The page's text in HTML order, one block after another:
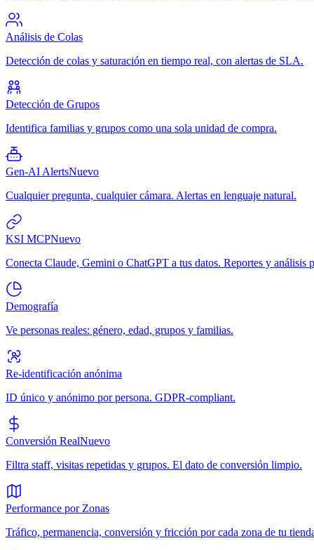
Análisis de Colas
Detección de colas y saturación en tiempo real, con alertas de SLA.
Detección de Grupos
Identifica familias y grupos como una sola unidad de compra.
Gen-AI AlertsNuevo
Cualquier pregunta, cualquier cámara. Alertas en lenguaje natural.
KSI MCPNuevo
Conecta Claude, Gemini o ChatGPT a tus datos. Reportes y análisis
Demografía
Ve personas reales: género, edad, grupos y familias.
Re-identificación anónima
ID único y anónimo por persona. GDPR-compliant.
Conversión RealNuevo
Filtra staff, visitas repetidas y grupos. El dato de conversión limpio.
Performance por Zonas
Tráfico, permanencia, conversión y fricción por cada zona de tu